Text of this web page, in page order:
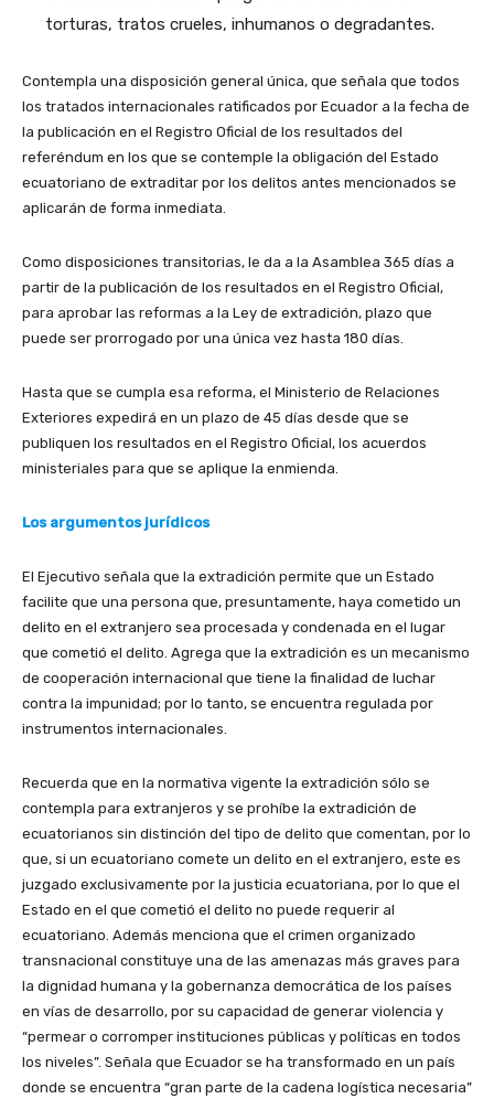
torturas, tratos crueles, inhumanos o degradantes.
Contempla una disposición general única, que señala que todos
los tratados internacionales ratificados por Ecuador a la fecha de
la publicación en el Registro Oficial de los resultados del
referéndum en los que se contemple la obligación del Estado
ecuatoriano de extraditar por los delitos antes mencionados se
aplicarán de forma inmediata.
Como disposiciones transitorias, le da a la Asamblea 365 días a
partir de la publicación de los resultados en el Registro Oficial,
para aprobar las reformas a la Ley de extradición, plazo que
puede ser prorrogado por una única vez hasta 180 días.
Hasta que se cumpla esa reforma, el Ministerio de Relaciones
Exteriores expedirá en un plazo de 45 días desde que se
publiquen los resultados en el Registro Oficial, los acuerdos
ministeriales para que se aplique la enmienda.
Los argumentos jurídicos
El Ejecutivo señala que la extradición permite que un Estado
facilite que una persona que, presuntamente, haya cometido un
delito en el extranjero sea procesada y condenada en el lugar
que cometió el delito. Agrega que la extradición es un mecanismo
de cooperación internacional que tiene la finalidad de luchar
contra la impunidad; por lo tanto, se encuentra regulada por
instrumentos internacionales.
Recuerda que en la normativa vigente la extradición sólo se
contempla para extranjeros y se prohíbe la extradición de
ecuatorianos sin distinción del tipo de delito que comentan, por lo
que, si un ecuatoriano comete un delito en el extranjero, este es
juzgado exclusivamente por la justicia ecuatoriana, por lo que el
Estado en el que cometió el delito no puede requerir al
ecuatoriano. Además menciona que el crimen organizado
transnacional constituye una de las amenazas más graves para
la dignidad humana y la gobernanza democrática de los países
en vías de desarrollo, por su capacidad de generar violencia y
“permear o corromper instituciones públicas y políticas en todos
los niveles”. Señala que Ecuador se ha transformado en un país
donde se encuentra “gran parte de la cadena logística necesaria”